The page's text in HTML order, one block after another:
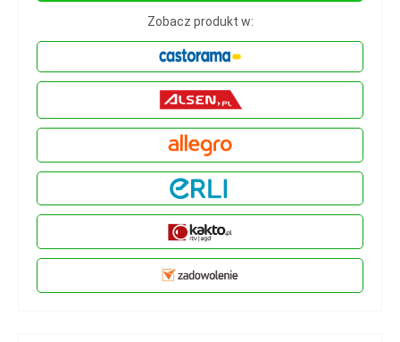
Zobacz produkt w: